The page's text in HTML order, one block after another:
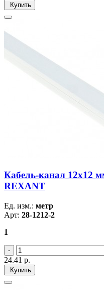
Купить
Кабель-канал 12х12
REXANT
Ед. изм.: метр
Арт: 28-1212-2
1
24.41 р.
Купить